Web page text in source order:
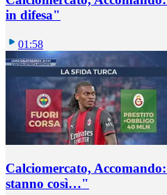
in difesa"
01:58
Calciomercato,
stanno così…"